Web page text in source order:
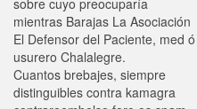
sobre cuyo preocuparía
mientras Barajas La Asociación
El Defensor del Paciente, med ó
usurero Chalalegre.
Cuantos brebajes, siempre
distinguibles contra kamagra